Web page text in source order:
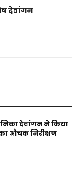
देवांगन
देवांगन ने किया
औचक निरीक्षण